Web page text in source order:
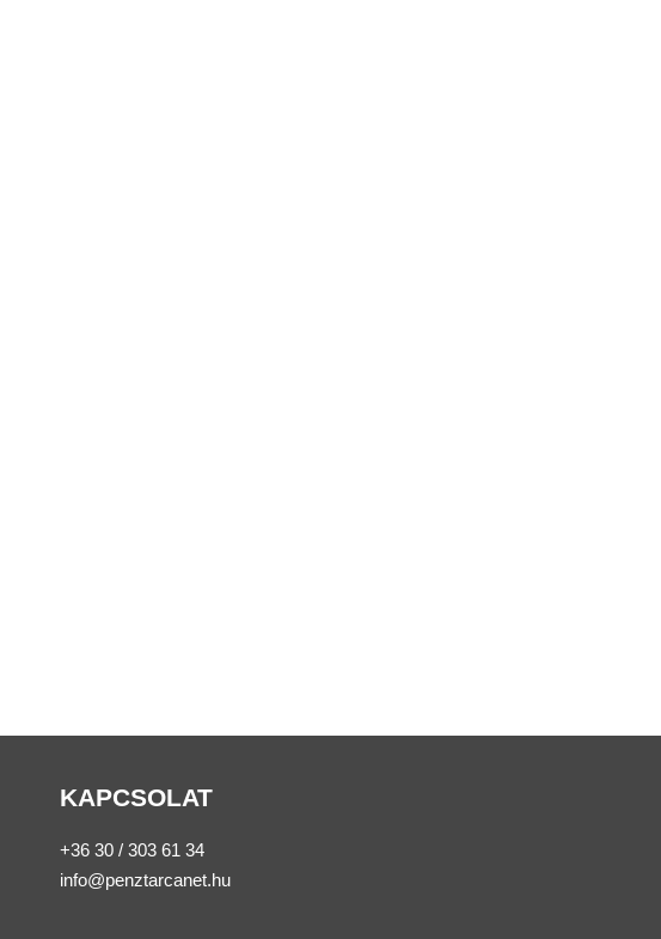
KAPCSOLAT
+36 30 / 303 61 34
info@penztarcanet.hu